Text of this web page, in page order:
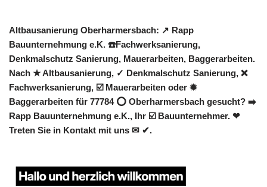
Altbausanierung Oberharmersbach: ↗️ Rapp
Bauunternehmung e.K. ☎️Fachwerksanierung,
Denkmalschutz Sanierung, Mauerarbeiten, Baggerarbeiten.
Nach ★ Altbausanierung, ✓ Denkmalschutz Sanierung, ❌
Fachwerksanierung, ☑️ Mauerarbeiten oder ✹
Baggerarbeiten für 77784 ⭕ Oberharmersbach gesucht? ➡️
Rapp Bauunternehmung e.K., Ihr ☑️ Bauunternehmer. ❤
Treten Sie in Kontakt mit uns ✉ ✔.